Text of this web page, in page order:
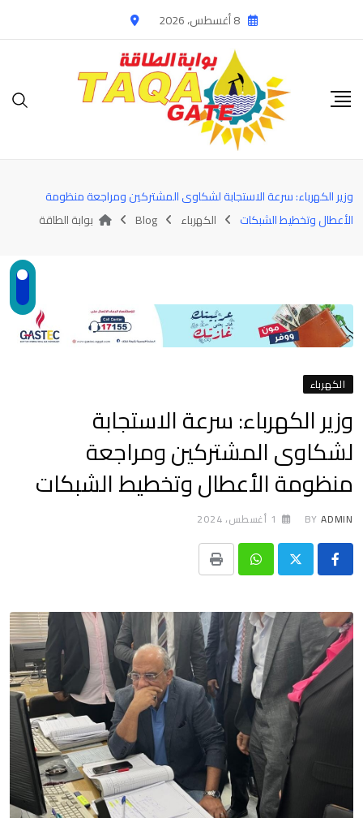
to
8 أغسطس، 2026
وزير الكهرباء: سرعة الاستجابة لشكاوى المشتركين ومراجعة منظومة
الأعطال وتخطيط الشبكات
الكهرباء Blog بوابة الطاقة
الكهرباء
وزير الكهرباء: سرعة الاستجابة
لشكاوى المشتركين ومراجعة
منظومة الأعطال وتخطيط الشبكات
BY ADMIN 1 أغسطس، 2024
Whatsapp
Print